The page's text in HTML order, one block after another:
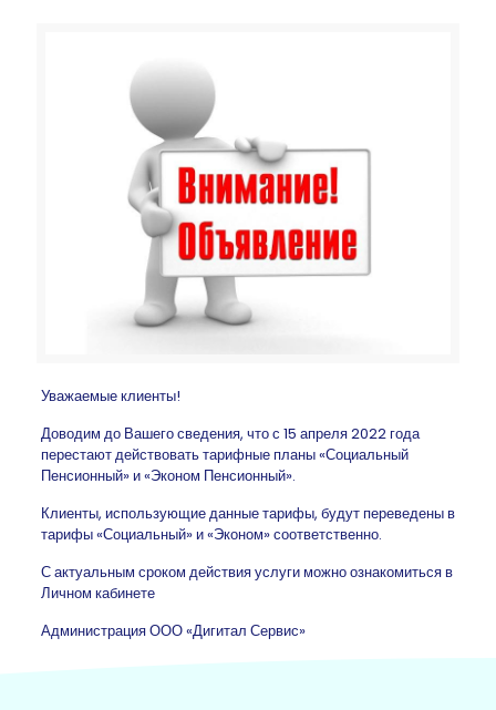
Уважаемые клиенты!
Доводим до Вашего сведения, что с 15 апреля 2022 года
перестают действовать тарифные планы «Социальный
Пенсионный» и «Эконом Пенсионный».
Клиенты, использующие данные тарифы, будут переведены в
тарифы «Социальный» и «Эконом» соответственно.
С актуальным сроком действия услуги можно ознакомиться в
Личном кабинете
Администрация ООО «Дигитал Сервис»